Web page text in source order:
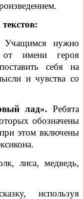
Учащимся нужно
от имени героя
себя на
и чувства со
лад». Ребята
обозначены
этом включены
лиса, медведь,
используя